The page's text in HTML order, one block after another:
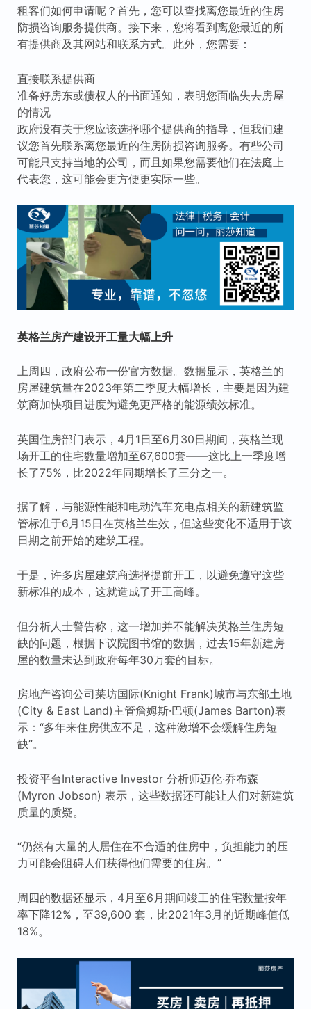
租客们如何申请呢？首先，您可以查找离您最近的住房
防损咨询服务提供商。接下来，您将看到离您最近的所
有提供商及其网站和联系方式。此外，您需要：
直接联系提供商
准备好房东或债权人的书面通知，表明您面临失去房屋
的情况
政府没有关于您应该选择哪个提供商的指导，但我们建
议您首先联系离您最近的住房防损咨询服务。有些公司
可能只支持当地的公司，而且如果您需要他们在法庭上
代表您，这可能会更方便更实际一些。
英格兰房产建设开工量大幅上升
上周四，政府公布一份官方数据。数据显示，英格兰的
房屋建筑量在2023年第二季度大幅增长，主要是因为建
筑商加快项目进度为避免更严格的能源绩效标准。
英国住房部门表示，4月1日至6月30日期间，英格兰现
场开工的住宅数量增加至67,600套——这比上一季度增
长了75%，比2022年同期增长了三分之一。
据了解，与能源性能和电动汽车充电点相关的新建筑监
管标准于6月15日在英格兰生效，但这些变化不适用于该
日期之前开始的建筑工程。
于是，许多房屋建筑商选择提前开工，以避免遵守这些
新标准的成本，这就造成了开工高峰。
但分析人士警告称，这一增加并不能解决英格兰住房短
缺的问题，根据下议院图书馆的数据，过去15年新建房
屋的数量未达到政府每年30万套的目标。
房地产咨询公司莱坊国际(Knight Frank)城市与东部土地
(City & East Land)主管詹姆斯·巴顿(James Barton)表
示：“多年来住房供应不足，这种激增不会缓解住房短
缺”。
投资平台Interactive Investor 分析师迈伦·乔布森
(Myron Jobson) 表示，这些数据还可能让人们对新建筑
质量的质疑。
“仍然有大量的人居住在不合适的住房中，负担能力的压
力可能会阻碍人们获得他们需要的住房。”
周四的数据还显示，4月至6月期间竣工的住宅数量按年
率下降12%，至39,600 套，比2021年3月的近期峰值低
18%。